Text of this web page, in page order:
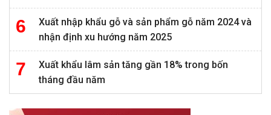
Xuất nhập khẩu gỗ và sản phẩm gỗ năm 2024 và
nhận định xu hướng năm 2025
Xuất khẩu lâm sản tăng gần 18% trong bốn
tháng đầu năm